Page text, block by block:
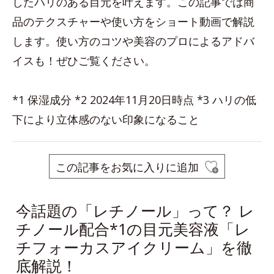
品のテクスチャーや使い方をショート動画で解説
します。使い方のコツや美容のプロによるアドバ
イスも！ぜひご覧ください。
*1 保湿成分 *2 2024年11月20日時点 *3 ハリの低
下により立体感のない印象になること
この記事をお気に入りに追加
今話題の「レチノール」って？ レ
チノール配合*1の目元美容液「レ
チフォーカスアイクリーム」を徹
底解説！